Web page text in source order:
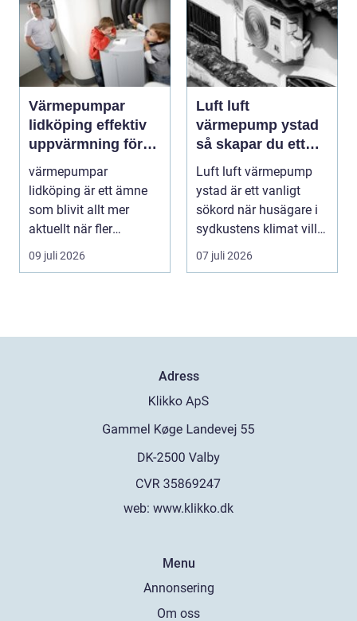
Värmepumpar
lidköping effektiv
uppvärmning för
hus och fastigheter
värmepumpar
lidköping är ett ämne
som blivit allt mer
aktuellt när fler
fastighetsägare vill
kombine...
09 juli 2026
Luft luft
värmepump ystad
så skapar du ett
behagligt
inomhusklimat
Året om
Luft luft värmepump
ystad är ett vanligt
sökord när husägare i
sydkustens klimat vill
hitta ett smar...
07 juli 2026
Adress
web: www.klikko.dk
Menu
Annonsering
Om oss